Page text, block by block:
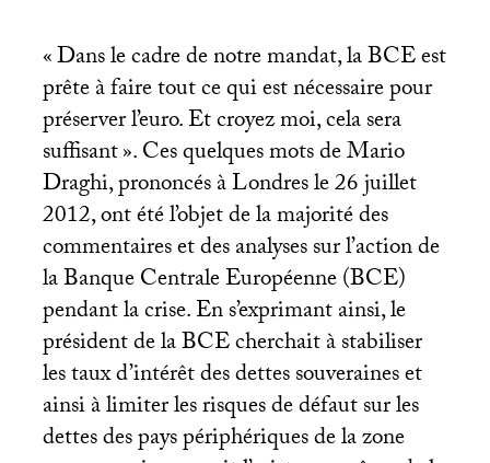
«Dans le cadre de notre mandat, laBCEest
prête à faire tout ce qui est nécessaire pour
préserver l’euro. Et croyez moi, cela sera
suffisant». Ces quelques mots de Mario
Draghi, prononcés à Londres le 26 juillet
2012, ont été l’objet de la majorité des
commentaires et des analyses sur l’action de
la Banque Centrale Européenne (BCE)
pendant la crise. En s’exprimant ainsi, le
président de laBCEcherchait à stabiliser
les taux d’intérêt des dettes souveraines et
ainsi à limiter les risques de défaut sur les
dettes des pays périphériques de la zone